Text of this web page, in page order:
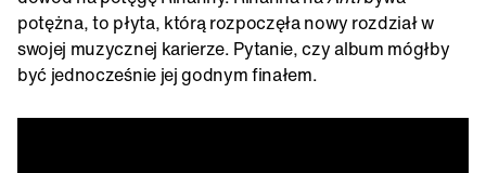
potężna, to płyta, którą rozpoczęła nowy rozdział w
swojej muzycznej karierze. Pytanie, czy album mógłby
być jednocześnie jej godnym finałem.